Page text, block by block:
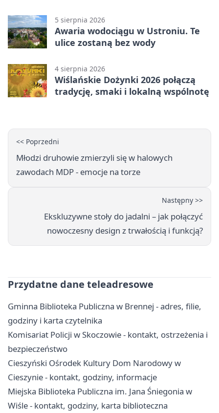
5 sierpnia 2026
Awaria wodociągu w Ustroniu. Te
ulice zostaną bez wody
4 sierpnia 2026
Wiślańskie Dożynki 2026 połączą
tradycję, smaki i lokalną wspólnotę
<< Poprzedni
Młodzi druhowie zmierzyli się w halowych
zawodach MDP - emocje na torze
Następny >>
Ekskluzywne stoły do jadalni – jak połączyć
nowoczesny design z trwałością i funkcją?
Przydatne dane teleadresowe
Gminna Biblioteka Publiczna w Brennej - adres, filie,
godziny i karta czytelnika
Komisariat Policji w Skoczowie - kontakt, ostrzeżenia i
bezpieczeństwo
Cieszyński Ośrodek Kultury Dom Narodowy w
Cieszynie - kontakt, godziny, informacje
Miejska Biblioteka Publiczna im. Jana Śniegonia w
Wiśle - kontakt, godziny, karta biblioteczna